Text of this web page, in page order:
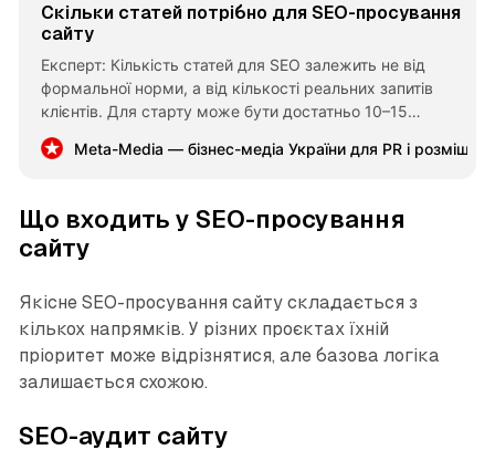
Скільки статей потрібно для SEO-просування
сайту
Експерт: Кількість статей для SEO залежить не від
формальної норми, а від кількості реальних запитів
клієнтів. Для старту може бути достатньо 10–15
матеріалів, для системного охоплення теми — 30, 50
або 100 публікацій. Важливо, щоб кожна стаття мала
Meta-Media — бізнес-медіа України для PR і
Що входить у SEO-просування
сайту
Якісне SEO-просування сайту складається з
кількох напрямків. У різних проєктах їхній
пріоритет може відрізнятися, але базова логіка
залишається схожою.
SEO-аудит сайту